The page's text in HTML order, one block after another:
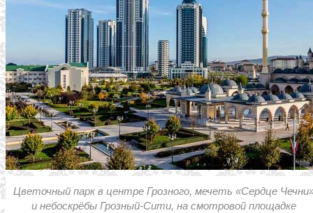
Цветочный парк в центре Грозного, мечеть «Сердце
и небоскрёбы Грозный-Сити, на смотровой площадке